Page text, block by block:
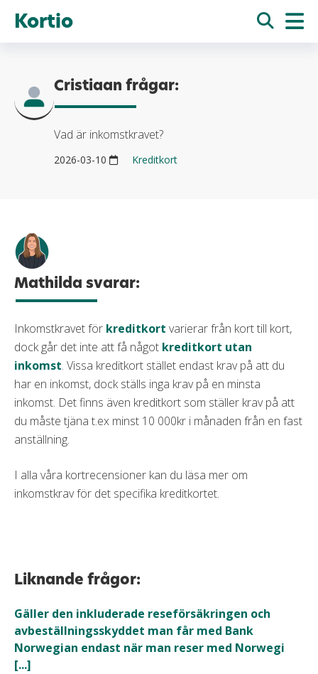
Kortio
Cristiaan frågar:
Vad är inkomstkravet?
2026-03-10 Kreditkort
Mathilda svarar:
Inkomstkravet för kreditkort varierar från kort till kort,
dock går det inte att få något kreditkort utan
inkomst. Vissa kreditkort stället endast krav på att du
har en inkomst, dock ställs inga krav på en minsta
inkomst. Det finns även kreditkort som ställer krav på att
du måste tjäna t.ex minst 10 000kr i månaden från en fast
anställning.
I alla våra kortrecensioner kan du läsa mer om
inkomstkrav för det specifika kreditkortet.
Liknande frågor:
Gäller den inkluderade reseförsäkringen och
avbeställningsskyddet man får med Bank
Norwegian endast när man reser med Norwegi
[...]